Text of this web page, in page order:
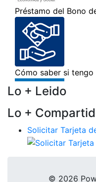
Lo + Leido
Lo +
Solicitar Tarjeta
© 2026